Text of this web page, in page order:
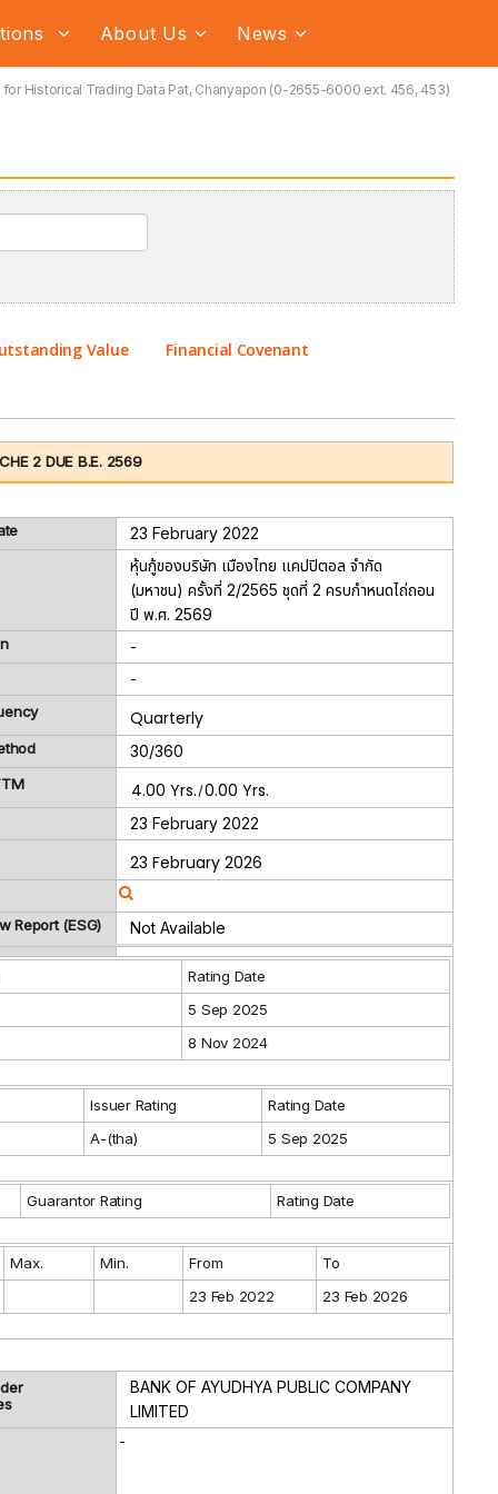
About Us News
Historical Trading Data Pat, Chanyapon (0-2655-6000 ext. 456, 453)
Value Financial Covenant
2 DUE B.E. 2569
23 February 2022
หุ้นกู้ของบริษัท เมืองไทย แคปปิตอล จำกัด
(มหาชน) ครั้งที่ 2/2565 ชุดที่ 2 ครบกำหนดไถ่ถอน
ปี พ.ศ. 2569
-
-
Quarterly
30/360
4.00 Yrs./0.00 Yrs.
23 February 2022
23 February 2026
Report (ESG) Not Available
Rating Date
5 Sep 2025
8 Nov 2024
Issuer Rating
Rating Date
A-(tha) 5 Sep 2025
Guarantor Rating Rating Date
Max. Min. From
To
23 Feb 2022 23 Feb 2026
BANK OF AYUDHYA PUBLIC COMPANY
LIMITED
-